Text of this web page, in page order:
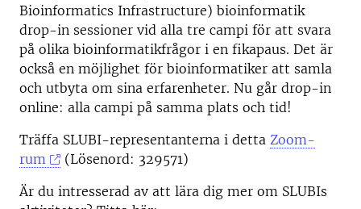
Bioinformatics Infrastructure) bioinformatik
drop-in sessioner vid alla tre campi för att svara
på olika bioinformatikfrågor i en fikapaus. Det är
också en möjlighet för bioinformatiker att samla
och utbyta om sina erfarenheter. Nu går drop-in
online: alla campi på samma plats och tid!
Träffa SLUBI-representanterna i detta Zoom-
rum
(Lösenord: 329571)
Är du intresserad av att lära dig mer om SLUBIs